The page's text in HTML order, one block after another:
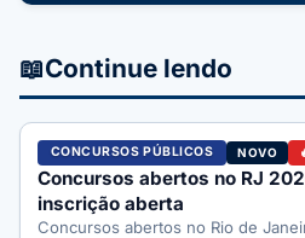
📖Continue lendo
CONCURSOS PÚBLICOS NOVO
Concursos abertos no RJ
inscrição aberta
Concursos abertos no Rio de